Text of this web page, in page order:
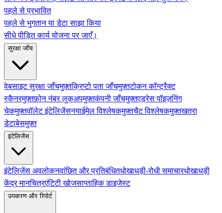
पहले से प्रभावित
पहले से भुगतान या डेटा साझा किया
सीधे पीड़ित कार्य योजना पर जाएँ।
सुरक्षा जाँच
वेबसाइट सुरक्षा जाँचमुफ़्तक्रिप्टो पता जाँचमुफ़्तटोकन कॉन्ट्रैक्ट
स्कैनरमुफ़्तफ़ोन नंबर लुकअपमुफ़्तकंपनी जाँचमुफ़्तएड्रेस पॉइज़निंग
चेकमुफ़्तवॉलेट इंटेलिजेंसनयाईमेल विश्लेषकमुफ़्तचैट विश्लेषकमुफ़्तखतरा
डेटाबेसमुफ़्त
इंटेलिजेंस
इंटेलिजेंस अवलोकनवांछित और प्रतिबंधितधोखाधड़ी-रोधी समाचारधोखाधड़ी
केंद्र मानचित्रएंटिटी खोजसाप्ताहिक डाइजेस्ट
उपकरण और रिपोर्ट